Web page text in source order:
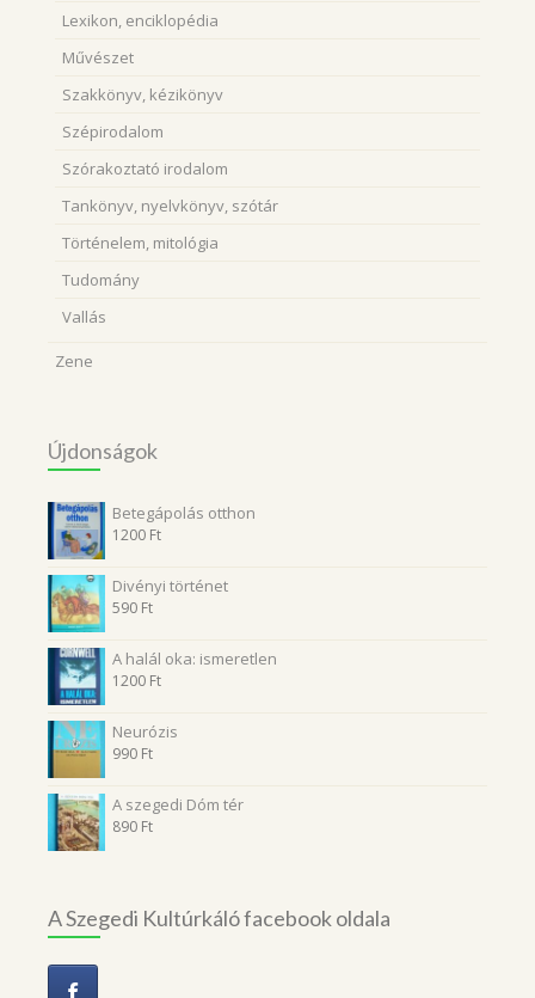
Lexikon, enciklopédia
Művészet
Szakkönyv, kézikönyv
Szépirodalom
Szórakoztató irodalom
Tankönyv, nyelvkönyv, szótár
Történelem, mitológia
Tudomány
Vallás
Zene
Újdonságok
Betegápolás otthon
1200 Ft
Divényi történet
590 Ft
A halál oka: ismeretlen
1200 Ft
Neurózis
990 Ft
A szegedi Dóm tér
890 Ft
A Szegedi Kultúrkáló facebook oldala